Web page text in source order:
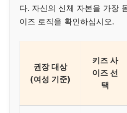
다. 자신의 신체 자본을 가장
이즈 로직을 확인하십시오.
권장 대상
(여성 기준)
키즈 사
이즈 선
택